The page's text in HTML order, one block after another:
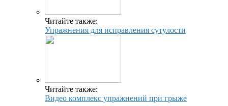
Читайте также:
Упражнения для исправления сутулости
Читайте также:
Видео комплекс упражнений при грыже